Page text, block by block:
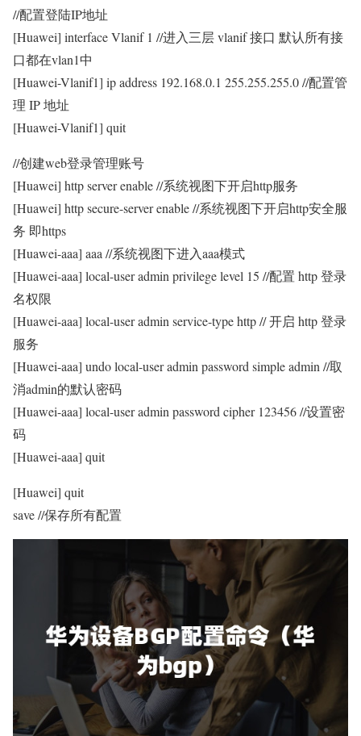
//配置登陆IP地址
[Huawei] interface Vlanif 1 //进入三层 vlanif 接口 默认所有接
口都在vlan1中
[Huawei-Vlanif1] ip address 192.168.0.1 255.255.255.0 //配置管
理 IP 地址
[Huawei-Vlanif1] quit
//创建web登录管理账号
[Huawei] http server enable //系统视图下开启http服务
[Huawei] http secure-server enable //系统视图下开启http安全服
务 即https
[Huawei-aaa] aaa //系统视图下进入aaa模式
[Huawei-aaa] local-user admin privilege level 15 //配置 http 登录
名权限
[Huawei-aaa] local-user admin service-type http // 开启 http 登录
服务
[Huawei-aaa] undo local-user admin password simple admin //取
消admin的默认密码
[Huawei-aaa] local-user admin password cipher 123456 //设置密
码
[Huawei-aaa] quit
[Huawei] quit
save //保存所有配置